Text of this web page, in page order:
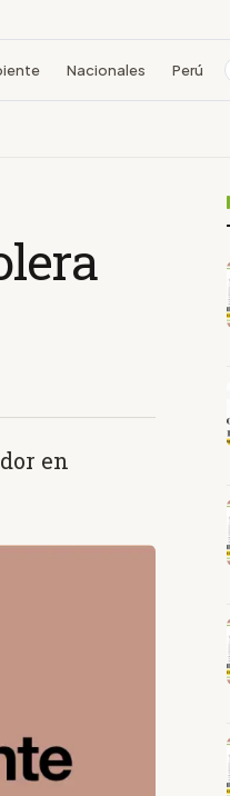
Nacionales Perú
en